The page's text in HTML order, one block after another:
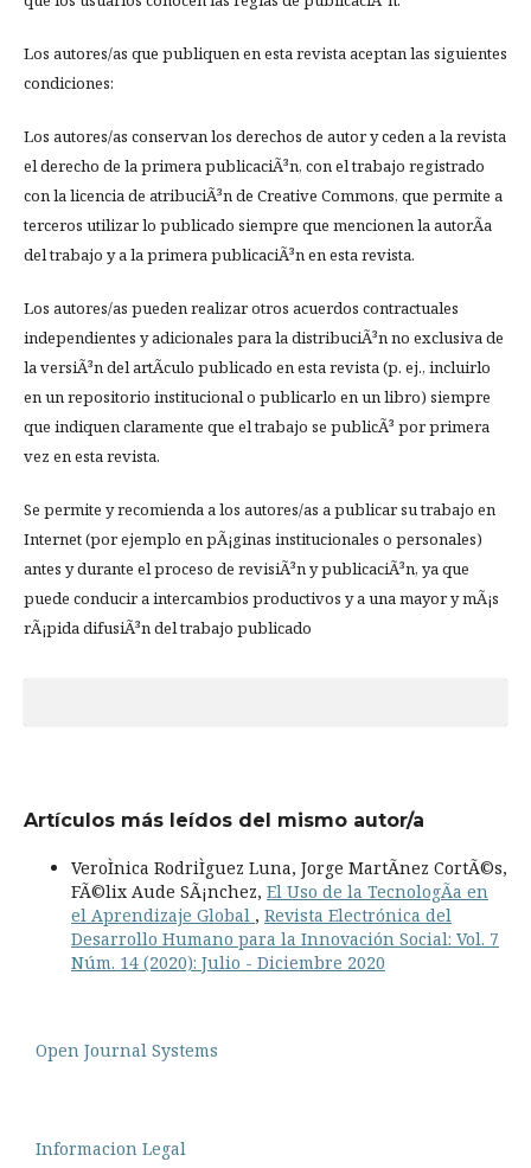
Los autores/as que publiquen en esta revista aceptan las siguientes
condiciones:
Los autores/as conservan los derechos de autor y ceden a la revista
el derecho de la primera publicaciÃ³n, con el trabajo registrado
con la licencia de atribuciÃ³n de Creative Commons, que permite a
terceros utilizar lo publicado siempre que mencionen la autorÃ­a
del trabajo y a la primera publicaciÃ³n en esta revista.
Los autores/as pueden realizar otros acuerdos contractuales
independientes y adicionales para la distribuciÃ³n no exclusiva de
la versiÃ³n del artÃ­culo publicado en esta revista (p. ej., incluirlo
en un repositorio institucional o publicarlo en un libro) siempre
que indiquen claramente que el trabajo se publicÃ³ por primera
vez en esta revista.
Se permite y recomienda a los autores/as a publicar su trabajo en
Internet (por ejemplo en pÃ¡ginas institucionales o personales)
antes y durante el proceso de revisiÃ³n y publicaciÃ³n, ya que
puede conducir a intercambios productivos y a una mayor y mÃ¡s
rÃ¡pida difusiÃ³n del trabajo publicado
Artículos más leídos del mismo autor/a
VeroÌnica RodriÌguez Luna, Jorge MartÃ­nez CortÃ©s,
FÃ©lix Aude SÃ¡nchez, El Uso de la TecnologÃ­a en
el Aprendizaje Global , Revista Electrónica del
Desarrollo Humano para la Innovación Social: Vol. 7
Núm. 14 (2020): Julio - Diciembre 2020
Open Journal Systems
Informacion Legal